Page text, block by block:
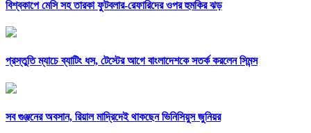
বিশ্বকাপে মেসি সহ তারকা ফুটবলার-রেফারিদের ওপর হুমকির ঝড়
প্রস্তুতি ম্যাচে ব্যাটিং ধস, টেস্টের আগে বাংলাদেশকে সতর্ক করলেন সিমন্স
সব গুঞ্জনের অবসান, রিয়াল মাদ্রিদেই থাকছেন ভিনিসিয়ুস জুনিয়র